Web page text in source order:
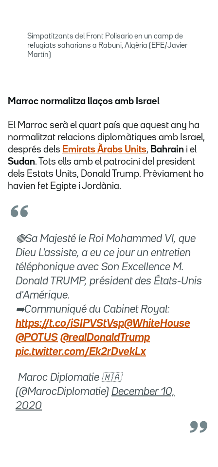
Simpatitzants del Front Polisario en un camp de
refugiats saharians a Rabuni, Algèria (EFE/Javier
Martín)
Marroc normalitza llaços amb Israel
El Marroc serà el quart país que aquest any ha
normalitzat relacions diplomàtiques amb Israel,
després dels Emirats Àrabs Units, Bahrain i el
Sudan. Tots ells amb el patrocini del president
dels Estats Units, Donald Trump. Prèviament ho
havien fet Egipte i Jordània.
🔴Sa Majesté le Roi Mohammed VI, que
Dieu L'assiste, a eu ce jour un entretien
téléphonique avec Son Excellence M.
Donald TRUMP, président des États-Unis
d'Amérique.
➡️Communiqué du Cabinet Royal:
https://t.co/iSIPVStVsp@WhiteHouse
@POTUS @realDonaldTrump
pic.twitter.com/Ek2rDvekLx
 Maroc Diplomatie 🇲🇦
(@MarocDiplomatie) December 10,
2020